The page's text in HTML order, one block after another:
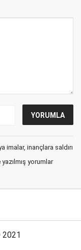
imalar, inançlara saldırı
yorumlar
2021